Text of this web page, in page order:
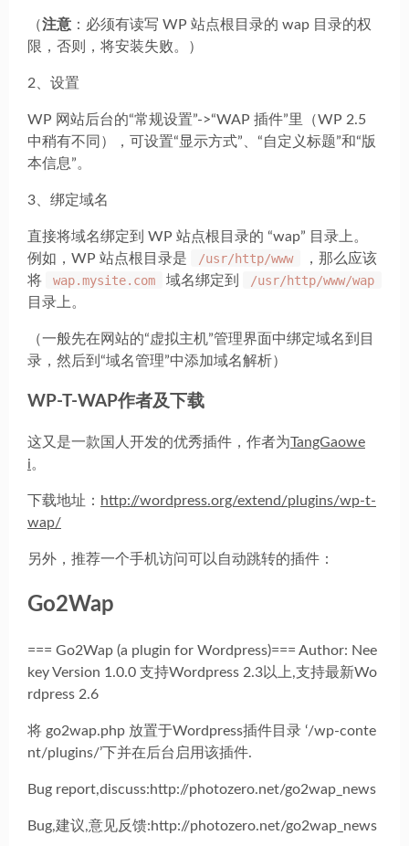
（注意 ：必须有读写 WP 站点根目录的 wap 目录的权
限，否则，将安装失败。）
2、设置
WP 网站后台的“常规设置”->“WAP 插件”里（WP 2.5
中稍有不同），可设置“显示方式”、“自定义标题”和“版
本信息”。
3、绑定域名
直接将域名绑定到 WP 站点根目录的 “wap” 目录上。
例如，WP 站点根目录是
/usr/http/www
，那么应该
将
wap.mysite.com 域名绑定到
/usr/http/www/wap
目录上。
（一般先在网站的“虚拟主机”管理界面中绑定域名到目
录，然后到“域名管理”中添加域名解析）
WP-T-WAP作者及下载
这又是一款国人开发的优秀插件，作者为TangGaowe
i。
下载地址： http://wordpress.org/extend/plugins/wp-t-
wap/
另外，推荐一个手机访问可以自动跳转的插件：
Go2Wap
=== Go2Wap (a plugin for Wordpress)=== Author: Nee
key Version 1.0.0 支持Wordpress 2.3以上,支持最新Wo
rdpress 2.6
将 go2wap.php 放置于Wordpress插件目录 ‘/wp-conte
nt/plugins/’下并在后台启用该插件.
Bug report,discuss:http://photozero.net/go2wap_news
Bug,建议,意见反馈:http://photozero.net/go2wap_news